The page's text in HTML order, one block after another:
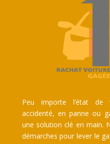
Peu importe l’état de
accidenté, en panne ou
une solution clé en main.
démarches pour lever le